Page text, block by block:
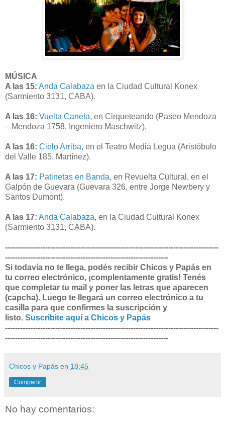
MÚSICA
A las 15: Anda Calabaza en la Ciudad Cultural Konex
(Sarmiento 3131, CABA).
A las 16: Vuelta Canela, en Cirqueteando (Paseo Mendoza
– Mendoza 1758, Ingeniero Maschwitz).
A las 16: Cielo Arriba, en el Teatro Media Legua (Aristóbulo
del Valle 185, Martínez).
A las 17: Patinetas en Banda, en Revuelta Cultural, en el
Galpón de Guevara (Guevara 326, entre Jorge Newbery y
Santos Dumont).
A las 17: Anda Calabaza, en la Ciudad Cultural Konex
(Sarmiento 3131, CABA).
-------------------------------------------------------------------------------------
-----------------------------------------------------------------
Si todavía no te llega, podés recibir Chicos y Papás en
tu correo electrónico, ¡complentamente gratis! Tenés
que completar tu mail y poner las letras que aparecen
(capcha). Luego te llegará un correo electrónico a tu
casilla para que confirmes la suscripción y
listo. Suscribite aquí a Chicos y Papás
-------------------------------------------------------------------------------------
-----------------------------------------------------------------
Chicos y Papás en 18:45
Compartir
No hay comentarios: